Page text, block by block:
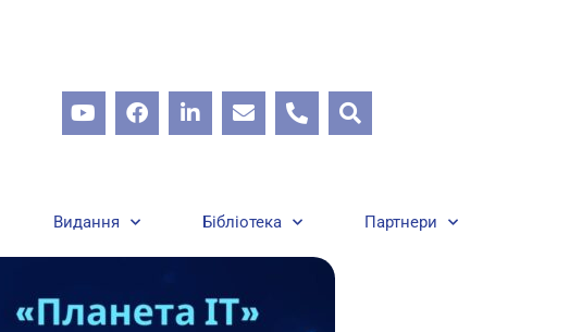
Видання Бібліотека Партнери